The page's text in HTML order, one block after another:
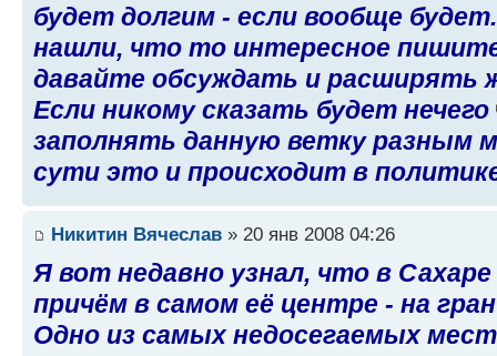
будет долгим - если вообще
нашли, что то интересное
давайте обсуждать и расширять
Если никому сказать будет нечего
заполнять данную ветку разным
сути это и происходит в
Никитин Вячеслав » 20 янв 2008 04:26
Я вот недавно узнал, что в
причём в самом её центре - на
Одно из самых недосегаемых